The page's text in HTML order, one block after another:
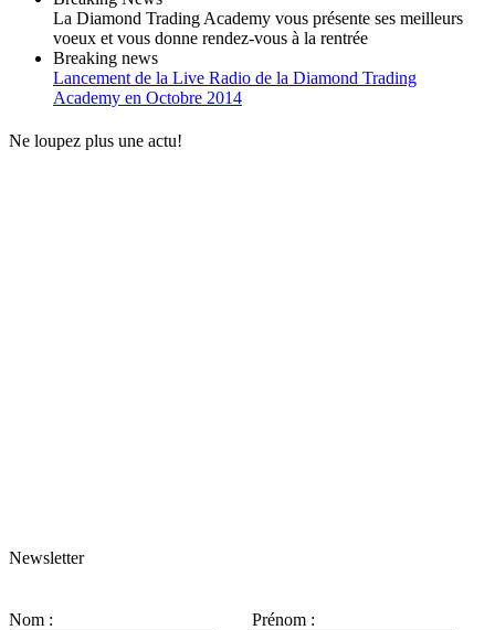
La Diamond Trading Academy vous présente ses meilleurs
voeux et vous donne rendez-vous à la rentrée
Breaking news
Lancement de la Live Radio de la Diamond Trading
Academy en Octobre 2014
Ne loupez plus une actu!
Newsletter
Nom : Prénom :